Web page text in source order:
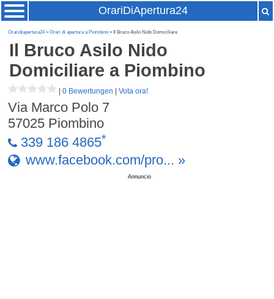
OrariDiApertura24
Oraridiapertura24»Orari di apertura a Piombino » Il Bruco Asilo Nido Domiciliare
Il Bruco Asilo Nido
Domiciliare a Piombino
|0 Bewertungen |Vota ora!
Via Marco Polo 7
57025 Piombino
339 186 4865*
www.facebook.com/pro... »
Annuncio